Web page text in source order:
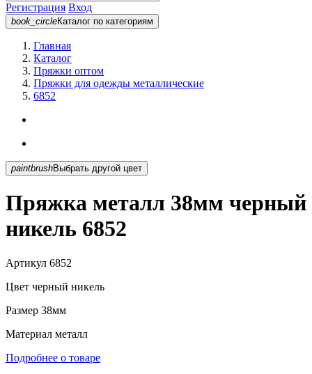
Регистрация Вход
book_circleКаталог по категориям
Главная
Каталог
Пряжки оптом
Пряжки для одежды металлические
6852
paintbrush Выбрать другой цвет
Пряжка металл 38мм черный
никель 6852
Артикул 6852
Цвет черный никель
Размер 38мм
Материал металл
Подробнее о товаре